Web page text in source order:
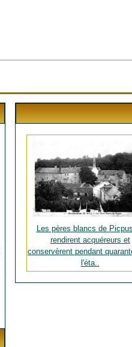
Les pères blancs de
rendirent acquéreurs et
conservèrent pendant
l'éta..